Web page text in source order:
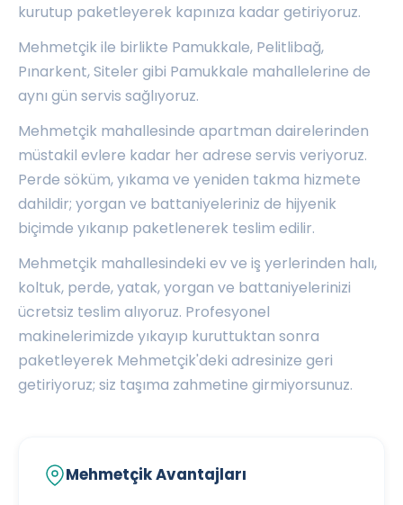
kurutup paketleyerek kapınıza kadar getiriyoruz.
Mehmetçik ile birlikte Pamukkale, Pelitlibağ,
Pınarkent,Siteler gibi Pamukkale mahallelerine de
aynı gün servis sağlıyoruz.
Mehmetçik mahallesinde apartman dairelerinden
müstakil evlere kadar her adrese servis veriyoruz.
Perde söküm, yıkama ve yeniden takma hizmete
dahildir; yorgan ve battaniyeleriniz de hijyenik
biçimde yıkanıp paketlenerek teslim edilir.
Mehmetçik mahallesindeki ev ve iş yerlerinden halı,
koltuk, perde, yatak, yorgan ve battaniyelerinizi
ücretsiz teslim alıyoruz. Profesyonel
makinelerimizde yıkayıp kuruttuktan sonra
paketleyerek Mehmetçik'deki adresinize geri
getiriyoruz; siz taşıma zahmetine girmiyorsunuz.
Mehmetçik Avantajları